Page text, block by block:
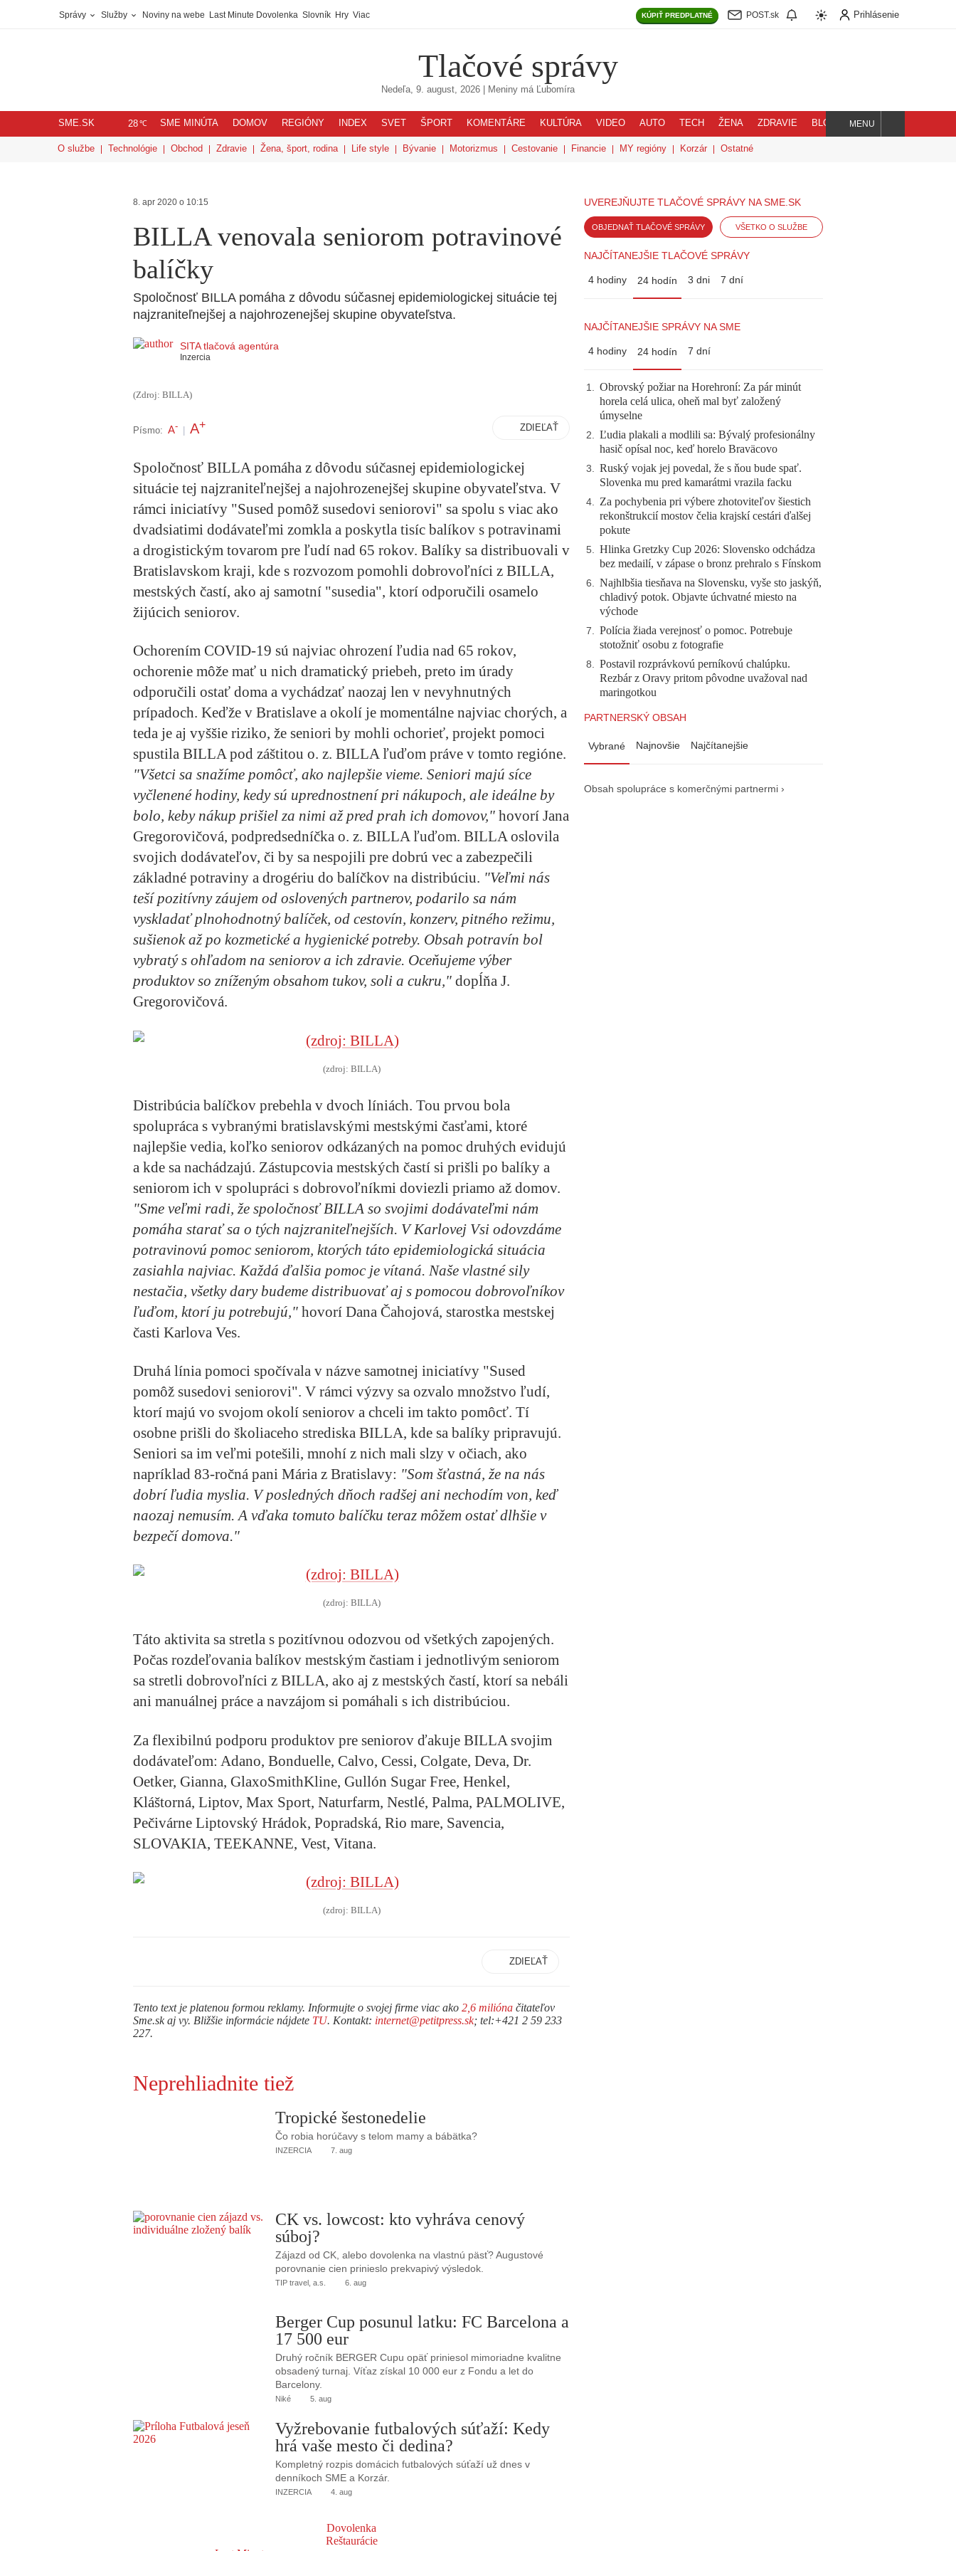
Správy Služby Noviny na webe Last Minute Dovolenka Slovník Hry Viac KÚPIŤ PREDPLATNÉ POST.sk Prihlásenie
Tlačové správy
Nedeľa, 9. august, 2026 | Meniny má Ľubomíra
SME.SK 28℃ SME MINÚTA DOMOV REGIÓNY INDEX SVET ŠPORT KOMENTÁRE KULTÚRA VIDEO AUTO TECH ŽENA ZDRAVIE BLOG
Hľadaj
MENU
O službe Technológie Obchod Zdravie Žena, šport, rodina Life style Bývanie Motorizmus Cestovanie Financie MY regióny Korzár Ostatné
8. apr 2020 o 10:15
BILLA venovala seniorom potravinové
balíčky
Spoločnosť BILLA pomáha z dôvodu súčasnej epidemiologickej situácie tej
najzraniteľnejšej a najohrozenejšej skupine obyvateľstva.
SITA tlačová agentúra
Inzercia
(Zdroj: BILLA)
Písmo: A- A+ ZDIEĽAŤ
Spoločnosť BILLA pomáha z dôvodu súčasnej epidemiologickej
situácie tej najzraniteľnejšej a najohrozenejšej skupine obyvateľstva. V
rámci iniciatívy "Sused pomôž susedovi seniorovi" sa spolu s viac ako
dvadsiatimi dodávateľmi zomkla a poskytla tisíc balíkov s potravinami
a drogistickým tovarom pre ľudí nad 65 rokov. Balíky sa distribuovali v
Bratislavskom kraji, kde s rozvozom pomohli dobrovoľníci z BILLA,
mestských častí, ako aj samotní "susedia", ktorí odporučili osamelo
žijúcich seniorov.
Ochorením COVID-19 sú najviac ohrození ľudia nad 65 rokov,
ochorenie môže mať u nich dramatický priebeh, preto im úrady
odporučili ostať doma a vychádzať naozaj len v nevyhnutných
prípadoch. Keďže v Bratislave a okolí je momentálne najviac chorých, a
teda je aj vyššie riziko, že seniori by mohli ochorieť, projekt pomoci
spustila BILLA pod záštitou o. z. BILLA ľuďom práve v tomto regióne.
"Všetci sa snažíme pomôcť, ako najlepšie vieme. Seniori majú síce
vyčlenené hodiny, kedy sú uprednostnení pri nákupoch, ale ideálne by
bolo, keby nákup prišiel za nimi až pred prah ich domovov," hovorí Jana
Gregorovičová, podpredsedníčka o. z. BILLA ľuďom. BILLA oslovila
svojich dodávateľov, či by sa nespojili pre dobrú vec a zabezpečili
základné potraviny a drogériu do balíčkov na distribúciu. "Veľmi nás
teší pozitívny záujem od oslovených partnerov, podarilo sa nám
vyskladať plnohodnotný balíček, od cestovín, konzerv, pitného režimu,
sušienok až po kozmetické a hygienické potreby. Obsah potravín bol
vybratý s ohľadom na seniorov a ich zdravie. Oceňujeme výber
produktov so zníženým obsahom tukov, soli a cukru," dopĺňa J.
Gregorovičová.
(zdroj: BILLA)
Distribúcia balíčkov prebehla v dvoch líniách. Tou prvou bola
spolupráca s vybranými bratislavskými mestskými časťami, ktoré
najlepšie vedia, koľko seniorov odkázaných na pomoc druhých evidujú
a kde sa nachádzajú. Zástupcovia mestských častí si prišli po balíky a
seniorom ich v spolupráci s dobrovoľníkmi doviezli priamo až domov.
"Sme veľmi radi, že spoločnosť BILLA so svojimi dodávateľmi nám
pomáha starať sa o tých najzraniteľnejších. V Karlovej Vsi odovzdáme
potravinovú pomoc seniorom, ktorých táto epidemiologická situácia
zasiahla najviac. Každá ďalšia pomoc je vítaná. Naše vlastné sily
nestačia, všetky dary budeme distribuovať aj s pomocou dobrovoľníkov
ľuďom, ktorí ju potrebujú," hovorí Dana Čahojová, starostka mestskej
časti Karlova Ves.
Druhá línia pomoci spočívala v názve samotnej iniciatívy "Sused
pomôž susedovi seniorovi". V rámci výzvy sa ozvalo množstvo ľudí,
ktorí majú vo svojom okolí seniorov a chceli im takto pomôcť. Tí
osobne prišli do školiaceho strediska BILLA, kde sa balíky pripravujú.
Seniori sa im veľmi potešili, mnohí z nich mali slzy v očiach, ako
napríklad 83-ročná pani Mária z Bratislavy: "Som šťastná, že na nás
dobrí ľudia myslia. V posledných dňoch radšej ani nechodím von, keď
naozaj nemusím. A vďaka tomuto balíčku teraz môžem ostať dlhšie v
bezpečí domova."
(zdroj: BILLA)
Táto aktivita sa stretla s pozitívnou odozvou od všetkých zapojených.
Počas rozdeľovania balíkov mestským častiam i jednotlivým seniorom
sa stretli dobrovoľníci z BILLA, ako aj z mestských častí, ktorí sa nebáli
ani manuálnej práce a navzájom si pomáhali s ich distribúciou.
Za flexibilnú podporu produktov pre seniorov ďakuje BILLA svojim
dodávateľom: Adano, Bonduelle, Calvo, Cessi, Colgate, Deva, Dr.
Oetker, Gianna, GlaxoSmithKline, Gullón Sugar Free, Henkel,
Kláštorná, Liptov, Max Sport, Naturfarm, Nestlé, Palma, PALMOLIVE,
Pečivárne Liptovský Hrádok, Popradská, Rio mare, Savencia,
SLOVAKIA, TEEKANNE, Vest, Vitana.
(zdroj: BILLA)
ZDIEĽAŤ
Tento text je platenou formou reklamy. Informujte o svojej firme viac ako 2,6 milióna čitateľov
Sme.sk aj vy. Bližšie informácie nájdete TU. Kontakt: internet@petitpress.sk; tel:+421 2 59 233
227.
UVEREJŇUJTE TLAČOVÉ SPRÁVY NA SME.SK
OBJEDNAŤ TLAČOVÉ SPRÁVY VŠETKO O SLUŽBE
NAJČÍTANEJŠIE TLAČOVÉ SPRÁVY
4 hodiny 24 hodín 3 dni 7 dní
NAJČÍTANEJŠIE SPRÁVY NA SME
4 hodiny 24 hodín 7 dní
1. Obrovský požiar na Horehroní: Za pár minút
horela celá ulica, oheň mal byť založený
úmyselne
2. Ľudia plakali a modlili sa: Bývalý profesionálny
hasič opísal noc, keď horelo Braväcovo
3. Ruský vojak jej povedal, že s ňou bude spať.
Slovenka mu pred kamarátmi vrazila facku
4. Za pochybenia pri výbere zhotoviteľov šiestich
rekonštrukcií mostov čelia krajskí cestári ďalšej
pokute
5. Hlinka Gretzky Cup 2026: Slovensko odchádza
bez medailí, v zápase o bronz prehralo s Fínskom
6. Najhlbšia tiesňava na Slovensku, vyše sto jaskýň,
chladivý potok. Objavte úchvatné miesto na
východe
7. Polícia žiada verejnosť o pomoc. Potrebuje
stotožniť osobu z fotografie
8. Postavil rozprávkovú perníkovú chalúpku.
Rezbár z Oravy pritom pôvodne uvažoval nad
maringotkou
PARTNERSKÝ OBSAH
Vybrané Najnovšie Najčítanejšie
Obsah spolupráce s komerčnými partnermi ›
Neprehliadnite tiež
Tropické šestonedelie
Čo robia horúčavy s telom mamy a bábätka?
INZERCIA 7. aug
CK vs. lowcost: kto vyhráva cenový
súboj?
Zájazd od CK, alebo dovolenka na vlastnú päsť? Augustové
porovnanie cien prinieslo prekvapivý výsledok.
TIP travel, a.s. 6. aug
Berger Cup posunul latku: FC Barcelona a
17 500 eur
Druhý ročník BERGER Cupu opäť priniesol mimoriadne kvalitne
obsadený turnaj. Víťaz získal 10 000 eur z Fondu a let do
Barcelony.
Niké 5. aug
Vyžrebovanie futbalových súťaží: Kedy
hrá vaše mesto či dedina?
Kompletný rozpis domácich futbalových súťaží už dnes v
denníkoch SME a Korzár.
INZERCIA 4. aug
Dovolenka
Reštaurácie